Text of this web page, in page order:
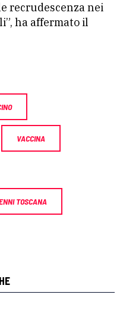
recrudescenza nei
ha affermato il
VACCINA
TOSCANA